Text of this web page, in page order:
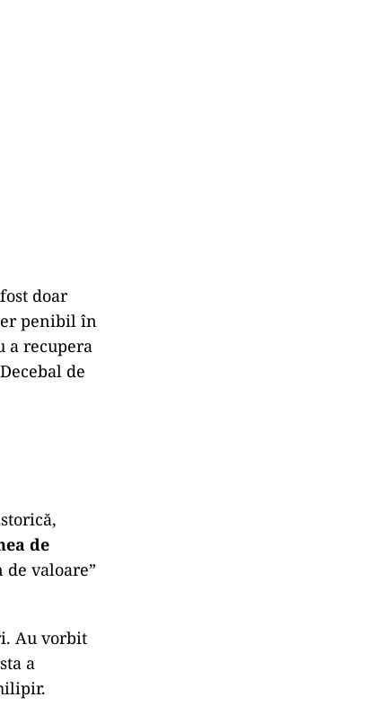
doar
penibil în
a recupera
de
de
valoare”
Au vorbit
a